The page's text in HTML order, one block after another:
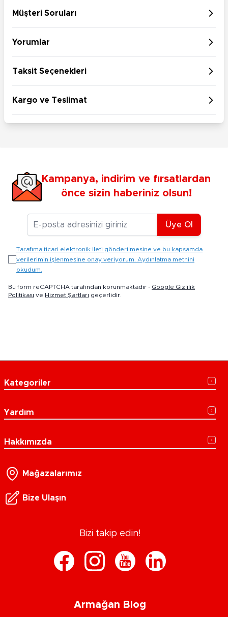
Müşteri Soruları
Yorumlar
Taksit Seçenekleri
Kargo ve Teslimat
Kampanya, indirim ve fırsatlardan
önce sizin haberiniz olsun!
E-posta Adresiniz
Üye Ol
Tarafıma ticari elektronik ileti gönderilmesine ve bu kapsamda
verilerimin işlenmesine onay veriyorum. Aydınlatma metnini
okudum.
Bu form reCAPTCHA tarafından korunmaktadır - Google Gizlilik
Politikası ve Hizmet Şartları geçerlidir.
Kategoriler
Yardım
Hakkımızda
Mağazalarımız
Bize Ulaşın
Bizi takip edin!
Armağan Blog